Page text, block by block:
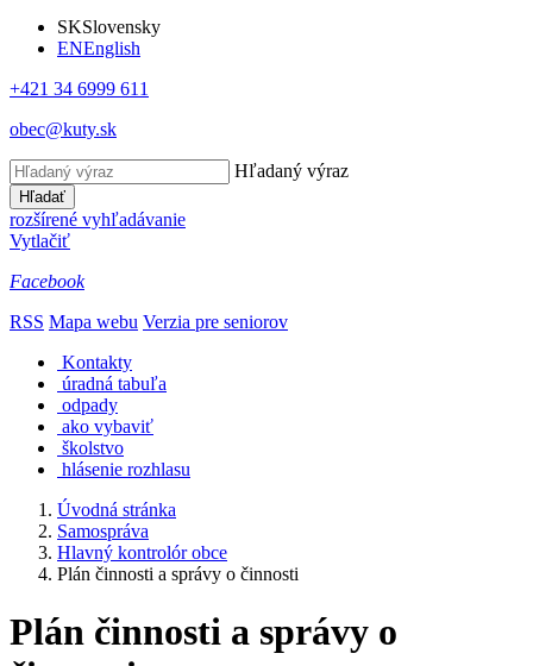
SKSlovensky
ENEnglish
+421 34 6999 611
obec@kuty.sk
Hľadaný výraz
Hľadať
rozšírené vyhľadávanie
Vytlačiť
Facebook
RSS Mapa webu Verzia pre seniorov
Kontakty
úradná tabuľa
odpady
ako vybaviť
školstvo
hlásenie rozhlasu
Úvodná stránka
Samospráva
Hlavný kontrolór obce
Plán činnosti a správy o činnosti
Plán činnosti a správy o